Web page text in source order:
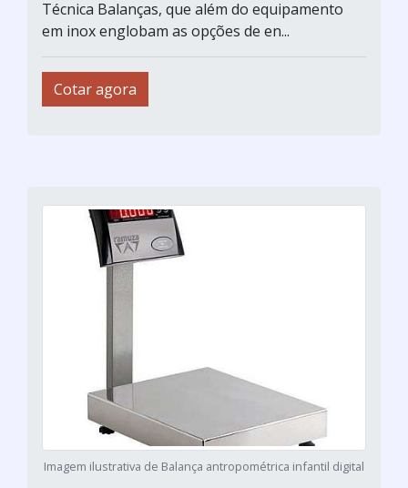
Técnica Balanças, que além do equipamento
em inox englobam as opções de en...
Cotar agora
Imagem ilustrativa de Balança antropométrica infantil digital